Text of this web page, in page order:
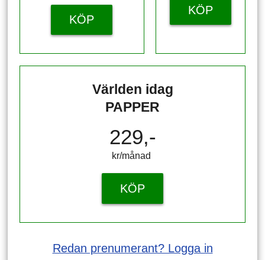
KÖP
KÖP
Världen idag
PAPPER
229,-
kr/månad ​​​​​​
KÖP
Redan prenumerant? Logga in